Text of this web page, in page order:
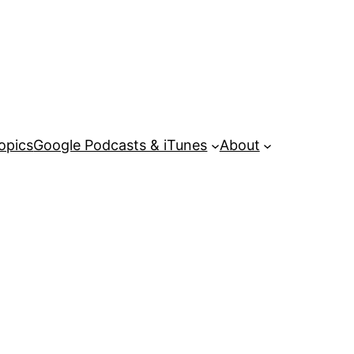
Google Podcasts & iTunes About